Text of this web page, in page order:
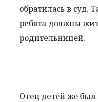
обратилась в суд.
ребята должны
родительницей.
Отец детей же был